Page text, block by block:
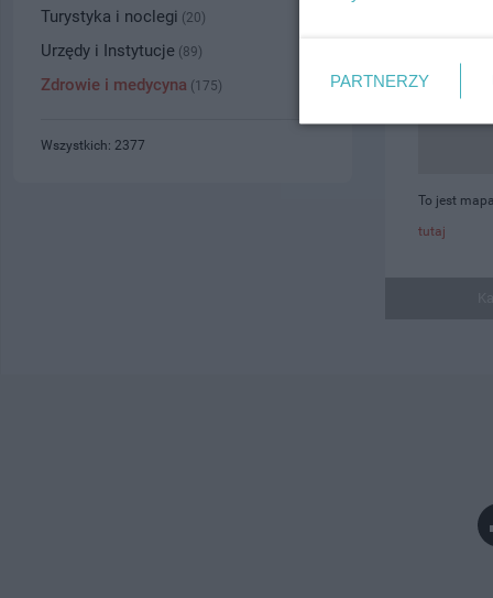
To jest
tutaj
Turystyka i noclegi (20)
Urzędy i Instytucje (89)
Zdrowie i medycyna (175)
Wszystkich: 2377
PARTNERZY